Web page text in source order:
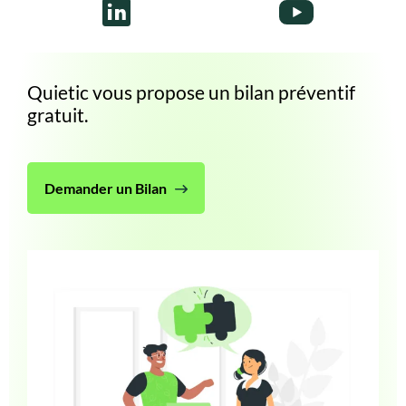
votre système informatique en bonne
Quietic vous propose un bilan préventif
gratuit.
Demander un Bilan